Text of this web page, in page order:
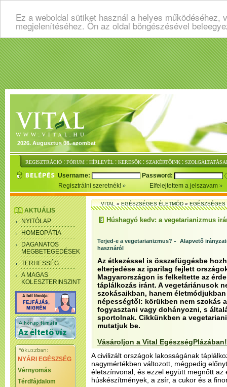
Ez a weboldal sütiket használ a helyes
megjelenítéséhez. Ön az oldal böngészésével
2026. Augusztus 08. szombat
REGISZTRÁCIÓ : FÓRUM : HÍRLEVÉL : KERESŐK : SZAKÉRTŐINK :
Username:
Password:
Regisztrálni szeretnék!
Elfelejtettem a jelszavam
AKTUÁLIS
NYITÓLAP
HOMEOPÁTIA
DAGANATOS
MEGBETEGEDÉSEK
TERHESSÉG
A MAGAS
KOLESZTERINSZINT
NYÁRI EGÉSZSÉG
Vérnyomás
Térdfájdalom
VITAL»EGÉSZSÉGES ÉLETMÓD»
Húshagyó kedv: a vegetarianizmus
Terjed-e a vegetarianizmus? - Alapvető
hasznáról
Az étkezéssel is összefüggésbe
elterjedése az iparilag fejlett
Magyarországon is felkeltette az
táplálkozás iránt. A vegetáriánusok
szokásaikban, hanem
népességtől: körükben nem szokás
fogyasztani vagy dohányozni, s
sportolnak. Cikkünkben a
mutatjuk be.
Vásároljon a Vital
A civilizált országok lakosságának
nagymértékben változott, mégpedig
életszínvonal, és ezzel együtt megnőtt az
húskészítmények, a zsír, a cukor és a